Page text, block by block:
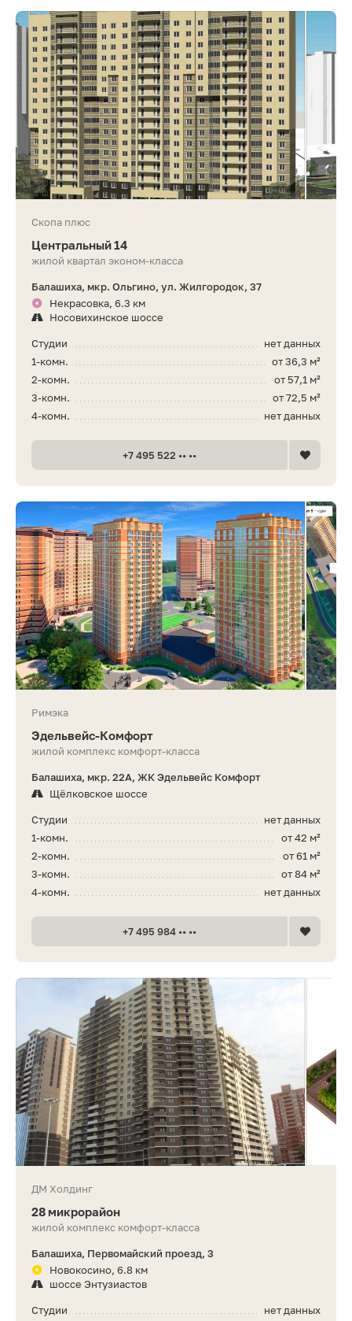
Скопа плюс
Центральный 14
жилой квартал эконом-класса
Балашиха, мкр. Ольгино, ул. Жилгородок, 37
Некрасовка, 6.3 км
Носовихинское шоссе
нет данных
Студии
от 36,3 м²
1-комн.
от 57,1 м²
2-комн.
от 72,5 м²
3-комн.
нет данных
4-комн.
+7 495 522 •• ••
Римэка
Эдель­вейс-Ком­форт
жилой комплекс комфорт-класса
Балашиха, мкр. 22А, ЖК Эдельвейс Комфорт
Щёлковское шоссе
нет данных
Студии
от 42 м²
1-комн.
от 61 м²
2-комн.
от 84 м²
3-комн.
нет данных
4-комн.
+7 495 984 •• ••
ДМ Холдинг
28 микрорайон
жилой комплекс комфорт-класса
Балашиха, Первомайский проезд, 3
Новокосино, 6.8 км
шоссе Энтузиастов
нет данных
Студии